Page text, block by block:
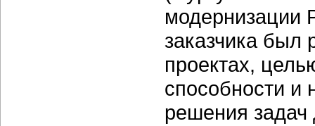
модернизации
заказчика был
проектах,
способности и
решения задач